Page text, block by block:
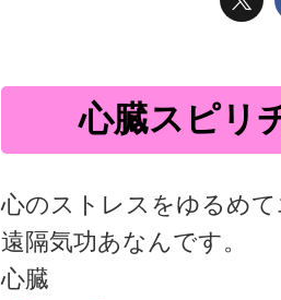
心臓スピリ
心のストレスをゆるめ
遠隔気功あなんです。
心臓